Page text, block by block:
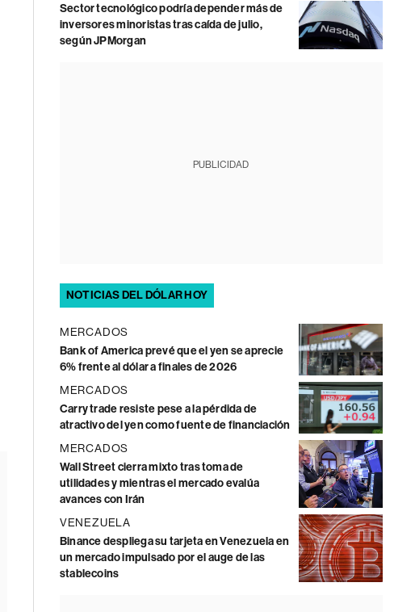
Sector tecnológico podría depender más de
inversores minoristas tras caída de julio,
según JPMorgan
PUBLICIDAD
NOTICIAS DEL DÓLAR HOY
MERCADOS
Bank of America prevé que el yen se aprecie
6% frente al dólar a finales de 2026
MERCADOS
Carry trade resiste pese a la pérdida de
atractivo del yen como fuente de financiación
MERCADOS
Wall Street cierra mixto tras toma de
utilidades y mientras el mercado evalúa
avances con Irán
VENEZUELA
Binance despliega su tarjeta en Venezuela en
un mercado impulsado por el auge de las
stablecoins